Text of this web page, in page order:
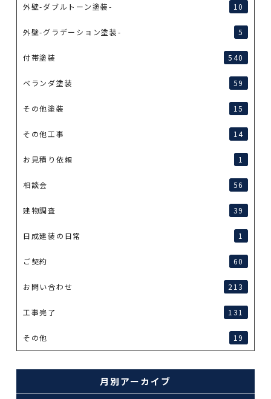
外壁-ダブルトーン塗装- 10
外壁-グラデーション塗装- 5
付帯塗装 540
ベランダ塗装 59
その他塗装 15
その他工事 14
お見積り依頼 1
相談会 56
建物調査 39
日成建装の日常 1
ご契約 60
お問い合わせ 213
工事完了 131
その他 19
月別アーカイブ